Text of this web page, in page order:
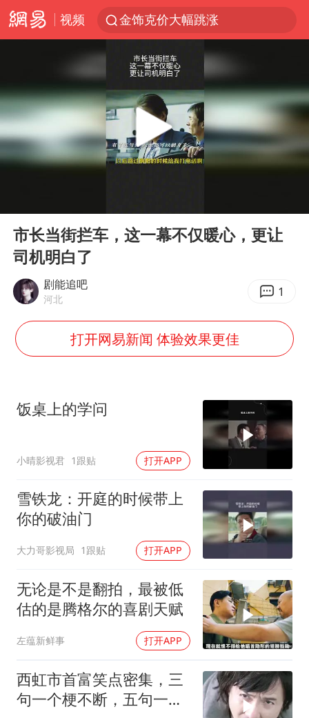
视频
金饰克价大幅跳涨
台风“鲸鱼”停编
李在明批驻韩美军拖延归还用地说明啥
郑国霖回应去景区上班被保安拦下
“梅姨”准确年龄仍未知
小区物业费要上涨 谁说了算
中国经济展现强大韧性和活力
Play
市长当街拦车，这一幕不仅暖心，更让
司机明白了
剧能追吧
河北 1
打开网易新闻 体验效果更佳
饭桌上的学问
小晴影视君 1跟贴 打开APP
雪铁龙：开庭的时候带上
你的破油门
大力哥影视局 1跟贴 打开APP
无论是不是翻拍，最被低
估的是腾格尔的喜剧天赋
左蕴新鲜事 打开APP
西虹市首富笑点密集，三
句一个梗不断，五句一个